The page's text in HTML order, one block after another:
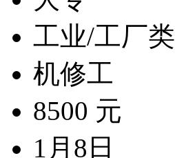
工业/工厂类
机修工
8500 元
1月8日